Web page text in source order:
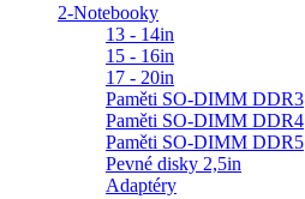
2-Notebooky
13 - 14in
15 - 16in
17 - 20in
Paměti SO-DIMM DDR3
Paměti SO-DIMM DDR4
Paměti SO-DIMM DDR5
Pevné disky 2,5in
Adaptéry